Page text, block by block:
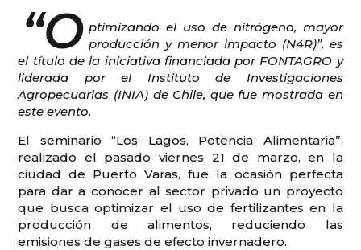
“O ptimizando el uso de nitrógeno, mayor
producción y menor impacto (N4R)”, es
el título de la iniciativa financiada por FONTAGRO y
liderada por el Instituto de Investigaciones
Agropecuarias (INIA) de Chile, que fue mostrada en
este evento.
El seminario “Los Lagos, Potencia Alimentaria”,
realizado el pasado viernes 21 de marzo, en la
ciudad de Puerto Varas, fue la ocasión perfecta
para dar a conocer al sector privado un proyecto
que busca optimizar el uso de fertilizantes en la
producción de alimentos, reduciendo las
emisiones de gases de efecto invernadero.